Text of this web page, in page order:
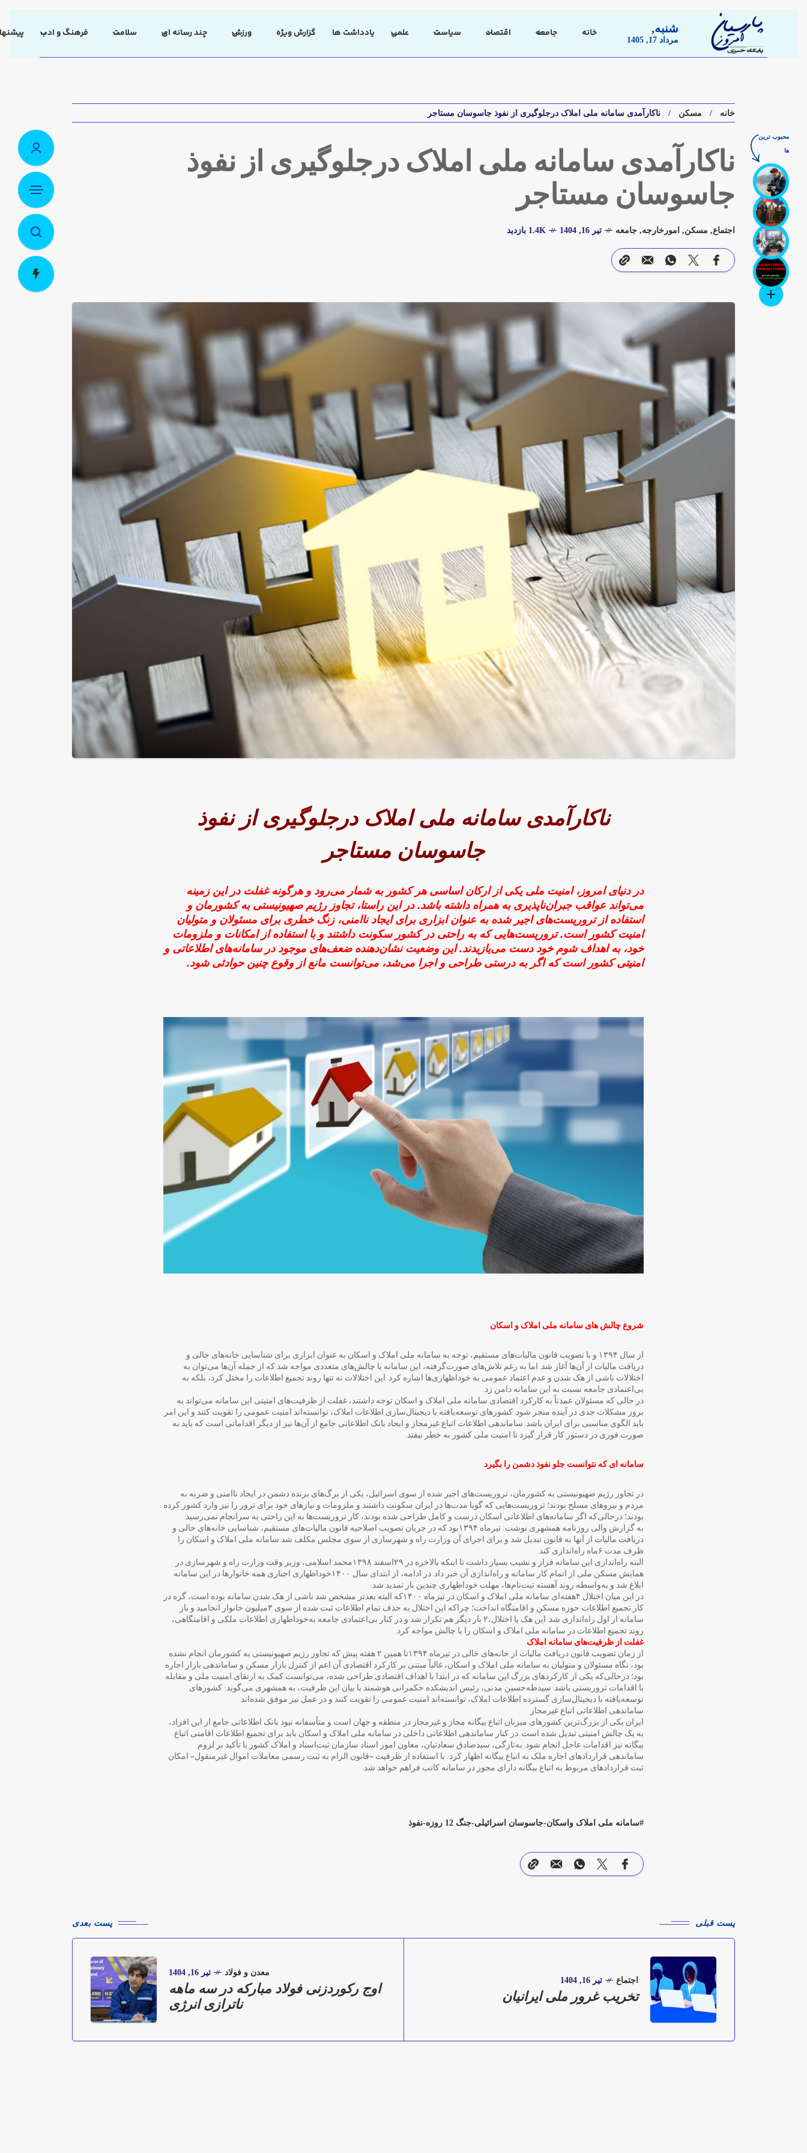
شنبه,
مرداد 17, 1405
خانه جامعه اقتصاد سیاست علمی یادداشت ها گزارش ویژه ورزش چند رسانه ای سلامت فرهنگ و ادب
خانه مسکن ناکارآمدی سامانه ملی املاک درجلوگیری از نفوذ جاسوسان مستاجر
ناکارآمدی سامانه ملی املاک درجلوگیری از نفوذ
جاسوسان مستاجر
اجتماع, مسکن, امورخارجه, جامعه تیر 16, 1404 1.4K بازدید
ناکارآمدی سامانه ملی املاک درجلوگیری از نفوذ
جاسوسان مستاجر
در دنیای امروز، امنیت ملی یکی از ارکان اساسی هر کشور به شمار می‌رود و هرگونه غفلت در این زمینه
می‌تواند عواقب جبران‌ناپذیری به همراه داشته باشد. در این راستا، تجاوز رژیم صهیونیستی به کشورمان و
استفاده از تروریست‌های اجیر شده به عنوان ابزاری برای ایجاد ناامنی، زنگ خطری برای مسئولان و متولیان
امنیت کشور است. تروریست‌هایی که به راحتی در کشور سکونت داشتند و با استفاده از امکانات و ملزومات
خود، به اهداف شوم خود دست می‌یازیدند. این وضعیت نشان‌دهنده ضعف‌های موجود در سامانه‌های اطلاعاتی و
امنیتی کشور است که اگر به درستی طراحی و اجرا می‌شد، می‌توانست مانع از وقوع چنین حوادثی شود.
شروع چالش های سامانه ملی املاک و اسکان
از سال ۱۳۹۴ و با تصویب قانون مالیات‌های مستقیم، توجه به سامانه ملی املاک و اسکان به عنوان ابزاری برای شناسایی خانه‌های خالی و
دریافت مالیات از آن‌ها آغاز شد. اما به رغم تلاش‌های صورت‌گرفته، این سامانه با چالش‌های متعددی مواجه شد که از جمله آن‌ها می‌توان به
اختلالات ناشی از هک شدن و عدم اعتماد عمومی به خوداظهاری‌ها اشاره کرد. این اختلالات نه تنها روند تجمیع اطلاعات را مختل کرد، بلکه به
بی‌اعتمادی جامعه نسبت به این سامانه دامن زد.
در حالی که مسئولان عمدتاً به کارکرد اقتصادی سامانه ملی املاک و اسکان توجه داشتند، غفلت از ظرفیت‌های امنیتی این سامانه می‌تواند به
بروز مشکلات جدی در آینده منجر شود. کشورهای توسعه‌یافته با دیجیتال‌سازی اطلاعات املاک، توانسته‌اند امنیت عمومی را تقویت کنند و این امر
باید الگوی مناسبی برای ایران باشد. ساماندهی اطلاعات اتباع غیرمجاز و ایجاد بانک اطلاعاتی جامع از آن‌ها نیز از دیگر اقداماتی است که باید به
صورت فوری در دستور کار قرار گیرد تا امنیت ملی کشور به خطر نیفتد.
سامانه ای که نتوانست جلو نفوذ دشمن را بگیرد
در تجاوز رژیم صهیونیستی به کشورمان، تروریست‌های اجیر شده از سوی اسرائیل، یکی از برگ‌های برنده دشمن در ایجاد ناامنی و ضربه به
مردم و نیروهای مسلح بودند؛ تروریست‌هایی که گویا مدت‌ها در ایران سکونت داشتند و ملزومات و نیازهای خود برای ترور را نیز وارد کشور کرده
بودند؛ درحالی‌که اگر سامانه‌های اطلاعاتی اسکان درست و کامل طراحی شده بودند، کار تروریست‌ها به این راحتی به سرانجام نمی‌رسید.
به گزارش والی روزنامه همشهری نوشت: تیرماه ۱۳۹۴بود که در جریان تصویب اصلاحیه قانون مالیات‌های مستقیم، شناسایی خانه‌های خالی و
دریافت مالیات از آنها به قانون تبدیل شد و برای اجرای آن وزارت راه و شهرسازی از سوی مجلس مکلف شد سامانه ملی املاک و اسکان را
ظرف مدت ۶‌ماه راه‌اندازی کند.
البته راه‌اندازی این سامانه فراز و نشیب بسیار داشت تا اینکه بالاخره در ۲۹اسفند ۱۳۹۸محمد اسلامی، وزیر وقت وزارت راه و شهرسازی در
همایش مسکن ملی از اتمام کار سامانه و راه‌اندازی آن خبر داد. در ادامه، از ابتدای سال ۱۴۰۰خوداظهاری اجباری همه خانوارها در این سامانه
ابلاغ شد و به‌واسطه روند آهسته ثبت‌نام‌ها، مهلت خوداظهاری چندین بار تمدید شد.
در این میان اختلال ۴هفته‌ای سامانه ملی املاک و اسکان در تیرماه ۱۴۰۰که البته بعدتر مشخص شد ناشی از هک شدن سامانه بوده است، گره در
کار تجمیع اطلاعات حوزه مسکن و اقامتگاه انداخت؛ چراکه این اختلال به حذف تمام اطلاعات ثبت شده از سوی ۳میلیون خانوار انجامید و باز
سامانه از اول راه‌اندازی شد. این هک یا اختلال،۲ بار دیگر هم تکرار شد و در کنار بی‌اعتمادی جامعه به‌خوداظهاری اطلاعات ملکی و اقامتگاهی،
روند تجمیع اطلاعات در سامانه ملی املاک و اسکان را با چالش مواجه کرد.
غفلت از ظرفیت‌های سامانه املاک
از زمان تصویب قانون دریافت مالیات از خانه‌های خالی در تیرماه ۱۳۹۴تا همین ۲ هفته پیش که تجاوز رژیم صهیونیستی به کشورمان انجام نشده
بود، نگاه مسئولان و متولیان به سامانه ملی املاک و اسکان، غالباً مبتنی بر کارکرد اقتصادی آن اعم از کنترل بازار مسکن و ساماندهی بازار اجاره
بود؛ درحالی‌که یکی از کارکردهای بزرگ این سامانه که در ابتدا با اهداف اقتصادی طراحی شده، می‌توانست کمک به ارتقای امنیت ملی و مقابله
با اقدامات تروریستی باشد. سیدطه‌حسین مدنی، رئیس اندیشکده حکمرانی هوشمند با بیان این ظرفیت، به همشهری می‌گوید: کشورهای
توسعه‌یافته با دیجیتال‌سازی گسترده اطلاعات املاک، توانسته‌اند امنیت عمومی را تقویت کنند و در عمل نیز موفق شده‌اند.
ساماندهی اطلاعاتی اتباع غیرمجاز
ایران یکی از بزرگ‌ترین کشورهای میزبان اتباع بیگانه مجاز و غیرمجاز در منطقه و جهان است و متأسفانه نبود بانک اطلاعاتی جامع از این افراد،
به یک چالش امنیتی تبدیل شده است. در کنار ساماندهی اطلاعاتی داخلی در سامانه ملی املاک و اسکان باید برای تجمیع اطلاعات اقامتی اتباع
بیگانه نیز اقدامات عاجل انجام شود. به‌تازگی، سیدصادق سعادتیان، معاون امور اسناد سازمان ثبت‌اسناد و املاک کشور با تأکید بر لزوم
ساماندهی قراردادهای اجاره ملک به اتباع بیگانه اظهار کرد: با استفاده از ظرفیت «قانون الزام به ثبت رسمی معاملات اموال غیرمنقول» امکان
ثبت قراردادهای مربوط به اتباع بیگانه دارای مجوز در سامانه کاتب فراهم خواهد شد.
سامانه ملی املاک واسکان-جاسوسان اسرائیلی-جنگ 12 روزه-نفوذ
پست قبلی پست بعدی
اجتماع تیر 16, 1404
تخریب غرور ملی ایرانیان
معدن و فولاد تیر 16, 1404
اوج رکوردزنی فولاد مبارکه در سه ماهه
ناترازی انرژی
محبوب ترین
ها